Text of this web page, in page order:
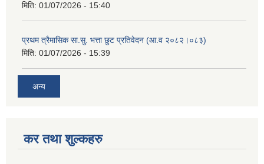
मिति: 01/07/2026 - 15:40
प्रथम त्रैमासिक सा.सु. भत्ता छुट प्रतिवेदन (आ.व २०८२।०८३)
मिति: 01/07/2026 - 15:39
अन्य
कर तथा शुल्कहरु